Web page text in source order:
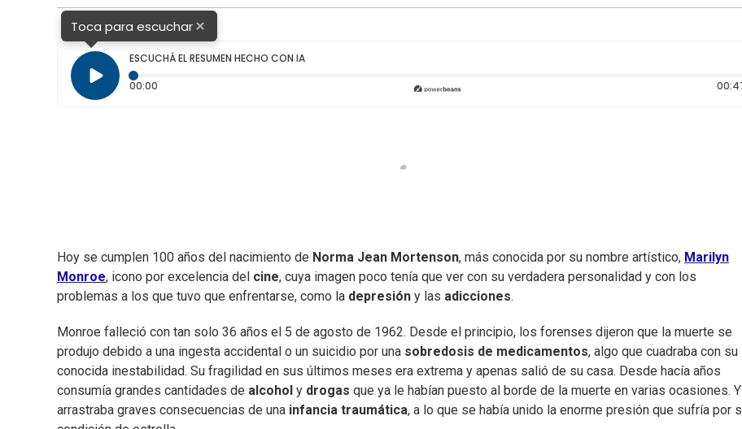
Toca para escuchar×
ESCUCHÁ EL RESUMEN HECHO CON IA
00:00
Hoy se cumplen 100 años del nacimiento de Norma Jean Mortenson, más conocida por su nombre artístico, Marilyn
Monroe, icono por excelencia del cine, cuya imagen poco tenía que ver con su verdadera personalidad y con los
problemas a los que tuvo que enfrentarse, como la depresión y las adicciones.
Monroe falleció con tan solo 36 años el 5 de agosto de 1962. Desde el principio, los forenses dijeron que la muerte se
produjo debido a una ingesta accidental o un suicidio por una sobredosis de medicamentos, algo que cuadraba con su
conocida inestabilidad. Su fragilidad en sus últimos meses era extrema y apenas salió de su casa. Desde hacía años
consumía grandes cantidades de alcohol y drogas que ya le habían puesto al borde de la muerte en varias ocasiones. Y
arrastraba graves consecuencias de una infancia traumática, a lo que se había unido la enorme presión que sufría por